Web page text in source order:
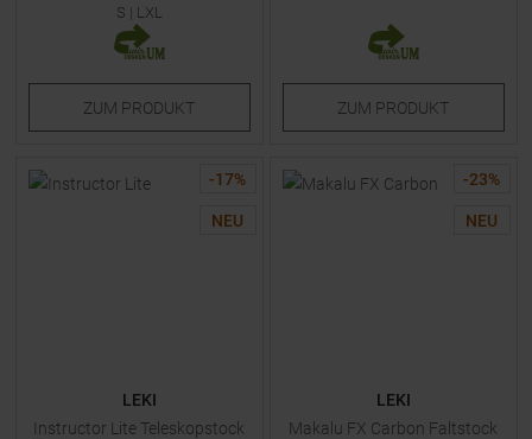
S | LXL
ZUM PRODUKT ZUM PRODUKT
-17%
NEU
LEKI
Instructor Lite Teleskopstock
-23%
NEU
LEKI
Makalu FX Carbon Faltstock